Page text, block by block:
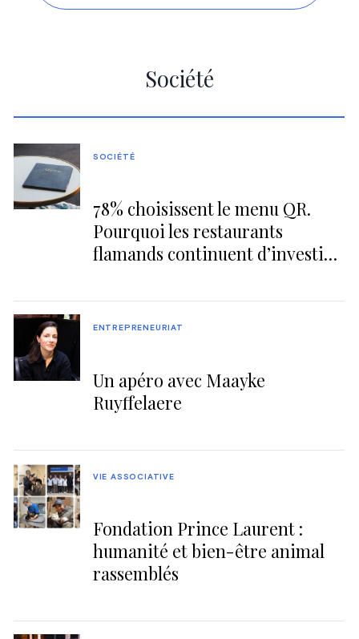
Société
78% choisissent le menu QR.
Pourquoi les restaurants
flamands continuent d’investir
SOCIÉTÉ
Un apéro avec Maayke
Ruyffelaere
ENTREPRENEURIAT
Fondation Prince Laurent :
humanité et bien-être animal
rassemblés
VIE ASSOCIATIVE